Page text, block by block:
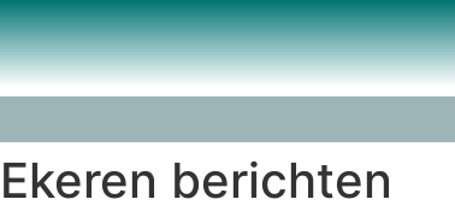
Ekeren berichten